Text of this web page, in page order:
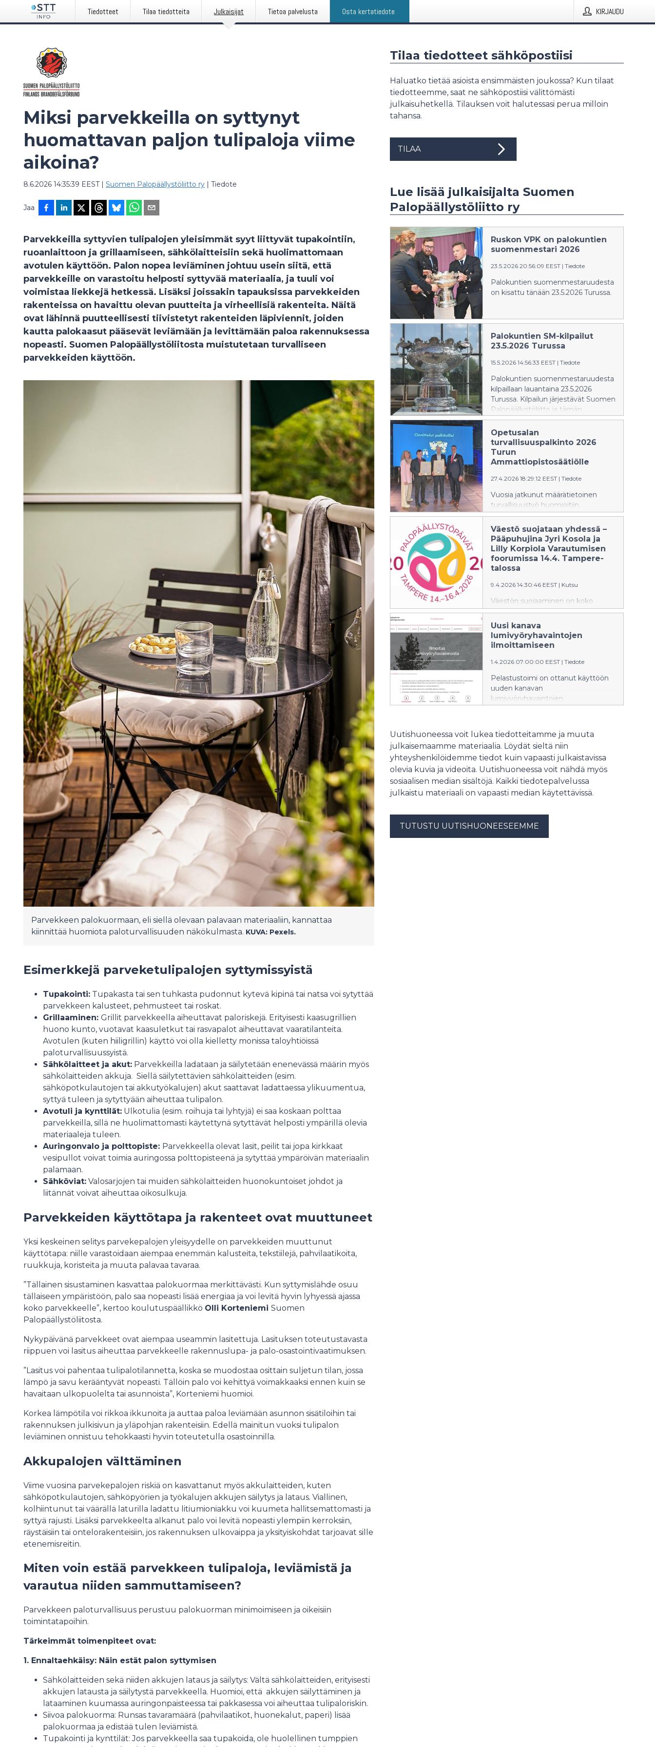
Tiedotteet Tilaa tiedotteita Julkaisijat Tietoa palvelusta Osta kertatiedote KIRJAUDU
Miksi parvekkeilla on syttynyt
huomattavan paljon tulipaloja viime
aikoina?
8.6.2026 14:35:39 EEST| Suomen Palopäällystöliitto ry | Tiedote
Jaa
Parvekkeilla syttyvien tulipalojen yleisimmät syyt liittyvät tupakointiin,
ruoanlaittoon ja grillaamiseen, sähkölaitteisiin sekä huolimattomaan
avotulen käyttöön. Palon nopea leviäminen johtuu usein siitä, että
parvekkeille on varastoitu helposti syttyvää materiaalia, ja tuuli voi
voimistaa liekkejä hetkessä. Lisäksi joissakin tapauksissa parvekkeiden
rakenteissa on havaittu olevan puutteita ja virheellisiä rakenteita. Näitä
ovat lähinnä puutteellisesti tiivistetyt rakenteiden läpiviennit, joiden
kautta palokaasut pääsevät leviämään ja levittämään paloa rakennuksessa
nopeasti. Suomen Palopäällystöliitosta muistutetaan turvalliseen
parvekkeiden käyttöön.
Parvekkeen palokuormaan, eli siellä olevaan palavaan materiaaliin, kannattaa
kiinnittää huomiota paloturvallisuuden näkökulmasta. KUVA: Pexels.
Esimerkkejä parveketulipalojen syttymissyistä
Tupakointi: Tupakasta tai sen tuhkasta pudonnut kytevä kipinä tai natsa voi sytyttää
parvekkeen kalusteet, pehmusteet tai roskat.
Grillaaminen: Grillit parvekkeella aiheuttavat paloriskejä. Erityisesti kaasugrillien
huono kunto, vuotavat kaasuletkut tai rasvapalot aiheuttavat vaaratilanteita.
Avotulen (kuten hiiligrillin) käyttö voi olla kielletty monissa taloyhtiöissä
paloturvallisuussyistä.
Sähkölaitteet ja akut: Parvekkeilla ladataan ja säilytetään enenevässä määrin myös
sähkölaitteiden akkuja. Siellä säilytettävien sähkölaitteiden (esim.
sähköpotkulautojen tai akkutyökalujen) akut saattavat ladattaessa ylikuumentua,
syttyä tuleen ja sytyttyään aiheuttaa tulipalon.
Avotuli ja kynttilät: Ulkotulia (esim. roihuja tai lyhtyjä) ei saa koskaan polttaa
parvekkeilla, sillä ne huolimattomasti käytettynä sytyttävät helposti ympärillä olevia
materiaaleja tuleen.
Auringonvalo ja polttopiste: Parvekkeella olevat lasit, peilit tai jopa kirkkaat
vesipullot voivat toimia auringossa polttopisteenä ja sytyttää ympäröivän materiaalin
palamaan.
Sähköviat: Valosarjojen tai muiden sähkölaitteiden huonokuntoiset johdot ja
liitännät voivat aiheuttaa oikosulkuja.
Parvekkeiden käyttötapa ja rakenteet ovat muuttuneet
Yksi keskeinen selitys parvekepalojen yleisyydelle on parvekkeiden muuttunut
käyttötapa: niille varastoidaan aiempaa enemmän kalusteita, tekstiilejä, pahvilaatikoita,
ruukkuja, koristeita ja muuta palavaa tavaraa.
”Tällainen sisustaminen kasvattaa palokuormaa merkittävästi. Kun syttymislähde osuu
tällaiseen ympäristöön, palo saa nopeasti lisää energiaa ja voi levitä hyvin lyhyessä ajassa
koko parvekkeelle”, kertoo koulutuspäällikkö Olli Korteniemi Suomen
Palopäällystöliitosta.
Nykypäivänä parvekkeet ovat aiempaa useammin lasitettuja. Lasituksen toteutustavasta
riippuen voi lasitus aiheuttaa parvekkeelle rakennuslupa- ja palo-osastointivaatimuksen.
”Lasitus voi pahentaa tulipalotilannetta, koska se muodostaa osittain suljetun tilan, jossa
lämpö ja savu kerääntyvät nopeasti. Tällöin palo voi kehittyä voimakkaaksi ennen kuin se
havaitaan ulkopuolelta tai asunnoista”, Korteniemi huomioi.
Korkea lämpötila voi rikkoa ikkunoita ja auttaa paloa leviämään asunnon sisätiloihin tai
rakennuksen julkisivun ja yläpohjan rakenteisiin. Edellä mainitun vuoksi tulipalon
leviäminen onnistuu tehokkaasti hyvin toteutetulla osastoinnilla.
Akkupalojen välttäminen
Viime vuosina parvekepalojen riskiä on kasvattanut myös akkulaitteiden, kuten
sähköpotkulautojen, sähköpyörien ja työkalujen akkujen säilytys ja lataus. Viallinen,
kolhiintunut tai väärällä laturilla ladattu litiumioniakku voi kuumeta hallitsemattomasti ja
syttyä rajusti. Lisäksi parvekkeelta alkanut palo voi levitä nopeasti ylempiin kerroksiin,
räystäisiin tai ontelorakenteisiin, jos rakennuksen ulkovaippa ja yksityiskohdat tarjoavat sille
etenemisreitin.
Miten voin estää parvekkeen tulipaloja, leviämistä ja
varautua niiden sammuttamiseen?
Parvekkeen paloturvallisuus perustuu palokuorman minimoimiseen ja oikeisiin
toimintatapoihin.
Tärkeimmät toimenpiteet ovat:
1. Ennaltaehkäisy: Näin estät palon syttymisen
Sähkölaitteiden sekä niiden akkujen lataus ja säilytys: Vältä sähkölaitteiden, erityisesti
akkujen latausta ja säilytystä parvekkeella. Huomioi, että akkujen säilyttäminen ja
lataaminen kuumassa auringonpaisteessa tai pakkasessa voi aiheuttaa tulipaloriskin.
Siivoa palokuorma: Runsas tavaramäärä (pahvilaatikot, huonekalut, paperi) lisää
palokuormaa ja edistää tulen leviämistä.
Tupakointi ja kynttilät: Jos parvekkeella saa tupakoida, ole huolellinen tumppien
Tilaa tiedotteet sähköpostiisi
Haluatko tietää asioista ensimmäisten joukossa? Kun tilaat
tiedotteemme, saat ne sähköpostiisi välittömästi
julkaisuhetkellä. Tilauksen voit halutessasi perua milloin
tahansa.
TILAA
Lue lisää julkaisijalta Suomen
Palopäällystöliitto ry
Ruskon VPK on palokuntien
suomenmestari 2026
23.5.2026 20:56:09 EEST | Tiedote
Palokuntien suomenmestaruudesta
on kisattu tänään 23.5.2026 Turussa.
Palokuntien SM-kilpailut
23.5.2026 Turussa
15.5.2026 14:56:33 EEST | Tiedote
Palokuntien suomenmestaruudesta
kilpaillaan lauantaina 23.5.2026
Turussa. Kilpailun järjestävät Suomen
Palopäällystöliitto ja tämän
vuotisena yhteistyökumppanina
Varsinais-Suomen pelastuslaitos.
Opetusalan
turvallisuuspalkinto 2026
Turun
Ammattiopistosäätiölle
27.4.2026 18:29:12 EEST | Tiedote
Vuosia jatkunut määrätietoinen
turvallisuustyö huomioitiin
valtakunnallisella Opetusalan
turvallisuuspalkinnolla Opetusalan
turvallisuusfoorumissa.
Väestö suojataan yhdessä –
Pääpuhujina Jyri Kosola ja
Lilly Korpiola Varautumisen
foorumissa 14.4. Tampere-
talossa
9.4.2026 14:30:46 EEST | Kutsu
Väestön suojaaminen on koko
yhteiskunnan yhteispeliä. Kuntien ja
hyvinvointialueiden varautuminen
sekä hybridiuhat, uudet teknologiat
ja tiedolla johtaminen pelastusalalla
Palopäällystöpäivillä Tampereella 14.–
foorumilla. Tervetuloa
tiedotustilaisuuteen!
Uusi kanava
lumivyöryhavaintojen
ilmoittamiseen
1.4.2026 07:00:00 EEST | Tiedote
Pelastustoimi on ottanut käyttöön
uuden kanavan
lumivyöryhavaintojen
vaarassa. Pelastustoimi.fi -sivuilla
oleva lomake tarjoaa selkeän ja
yhdenmukaisen tavan välittää
viranomaisille tietoa havaituista
lumivyöryistä, mikä tukee
tilannekuvaa, turvallisuusviestintää ja
onnettomuuksien ehkäisyä. Jos
tulee soittaa 112, kuten aiemminkin.
Uutishuoneessa voit lukea tiedotteitamme ja muuta
julkaisemaamme materiaalia. Löydät sieltä niin
yhteyshenkilöidemme tiedot kuin vapaasti julkaistavissa
olevia kuvia ja videoita. Uutishuoneessa voit nähdä myös
sosiaalisen median sisältöjä. Kaikki tiedotepalvelussa
julkaistu materiaali on vapaasti median käytettävissä.
TUTUSTU UUTISHUONEESEEMME